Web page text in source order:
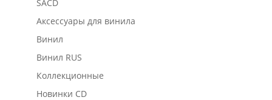
SACD
Аксессуары для винила
Винил
Винил RUS
Коллекционные
Новинки CD